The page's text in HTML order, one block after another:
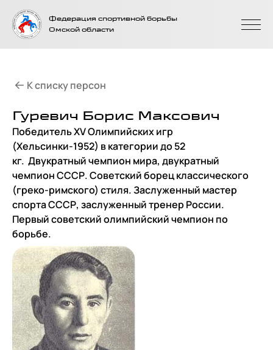
На главную
страницу
Федерация спортивной борьбы
Омской области
Гуревич Борис Максович
Победитель XV Олимпийских игр
(Хельсинки-1952) в категории до 52
кг. Двукратный чемпион мира, двукратный
чемпион СССР. Cоветский борец классического
(греко-римского) стиля. Заслуженный мастер
спорта СССР, заслуженный тренер России.
Первый советский олимпийский чемпион по
борьбе.
К списку персон